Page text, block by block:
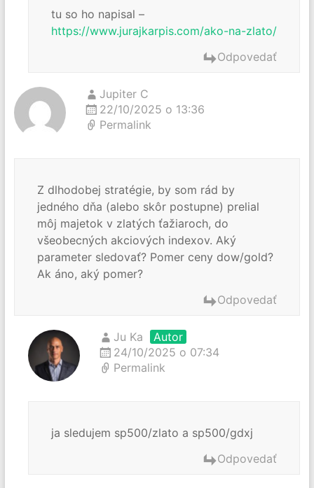
tu so ho napisal –
https://www.jurajkarpis.com/ako-na-zlato/
Odpovedať
Jupiter C
22/10/2025 o 13:36
Permalink
Z dlhodobej stratégie, by som rád by
jedného dňa (alebo skôr postupne) prelial
môj majetok v zlatých ťažiaroch, do
všeobecných akciových indexov. Aký
parameter sledovať? Pomer ceny dow/gold?
Ak áno, aký pomer?
Odpovedať
Ju Ka
Autor
24/10/2025 o 07:34
Permalink
ja sledujem sp500/zlato a sp500/gdxj
Odpovedať